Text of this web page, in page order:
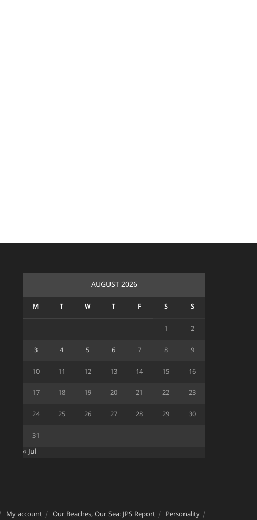
AUGUST 2026
M T W T F S S
1 2
3 4 5 6 7 8 9
10 11 12 13 14 15 16
17 18 19 20 21 22 23
24 25 26 27 28 29 30
31
« Jul
My account Our Beaches, Our Sea: JPS Report Personality